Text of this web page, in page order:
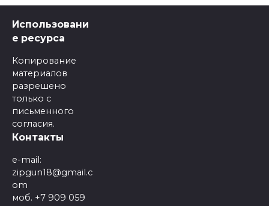
Использовани
е ресурса
Копирование
материалов
разрешено
только с
письменного
согласия.
Контакты
e-mail:
zipgun18@gmail.c
om
моб. +7 909 059